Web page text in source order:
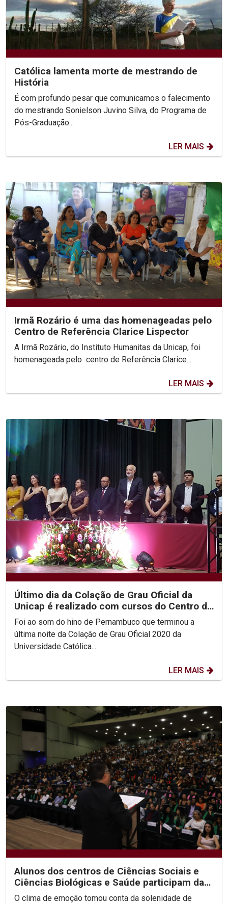
Católica lamenta morte de mestrando de
História
É com profundo pesar que comunicamos o falecimento
do mestrando Sonielson Juvino Silva, do Programa de
Pós-Graduação...
LER MAIS
Irmã Rozário é uma das homenageadas pelo
Centro de Referência Clarice Lispector
A Irmã Rozário, do Instituto Humanitas da Unicap, foi
homenageada pelo centro de Referência Clarice...
LER MAIS
Último dia da Colação de Grau Oficial da
Unicap é realizado com cursos do Centro de
Ciências...
Foi ao som do hino de Pernambuco que terminou a
última noite da Colação de Grau Oficial 2020 da
Universidade Católica...
LER MAIS
Alunos dos centros de Ciências Sociais e
Ciências Biológicas e Saúde participam da
segunda noite...
O clima de emoção tomou conta da solenidade de